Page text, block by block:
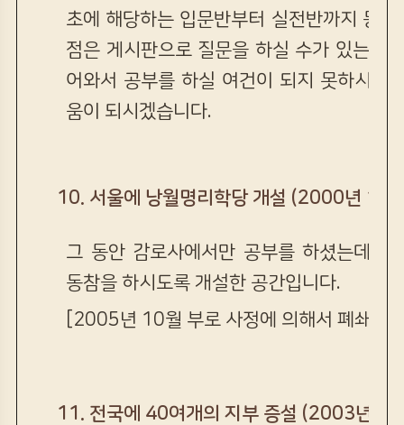
초에 해당하는 입문반부터 실전반까지 동
점은 게시판으로 질문을 하실 수가 있는 방
어와서 공부를 하실 여건이 되지 못하시는
움이 되시겠습니다.
10. 서울에 낭월명리학당 개설 (2000년 12
그 동안 감로사에서만 공부를 하셨는데,
동참을 하시도록 개설한 공간입니다.
[2005년 10월 부로 사정에 의해서 폐쇄가
11. 전국에 40여개의 지부 증설 (2003년